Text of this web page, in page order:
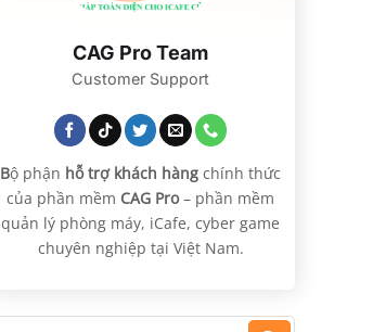
CAG Pro Team
Customer Support
Bộ phận hỗ trợ khách hàng chính thức
của phần mềm CAG Pro– phần mềm
quản lý phòng máy, iCafe, cyber game
chuyên nghiệp tại Việt Nam.